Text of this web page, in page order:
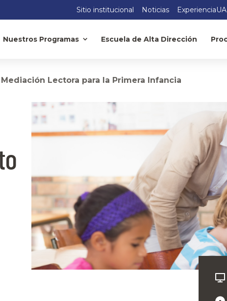
Sitio institucional Noticias
Nuestros Programas Escuela de Alta Dirección
Lectora para la Primera Infancia